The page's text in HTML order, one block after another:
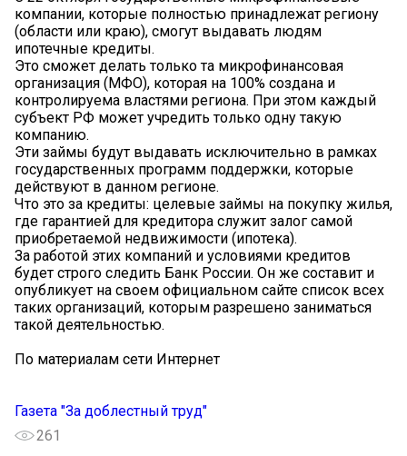
компании, которые полностью принадлежат региону
(области или краю), смогут выдавать людям
ипотечные кредиты.
Это сможет делать только та микрофинансовая
организация (МФО), которая на 100% создана и
контролируема властями региона. При этом каждый
субъект РФ может учредить только одну такую
компанию.
Эти займы будут выдавать исключительно в рамках
государственных программ поддержки, которые
действуют в данном регионе.
Что это за кредиты: целевые займы на покупку жилья,
где гарантией для кредитора служит залог самой
приобретаемой недвижимости (ипотека).
За работой этих компаний и условиями кредитов
будет строго следить Банк России. Он же составит и
опубликует на своем официальном сайте список всех
таких организаций, которым разрешено заниматься
такой деятельностью.
По материалам сети Интернет
Газета "За доблестный труд"
261